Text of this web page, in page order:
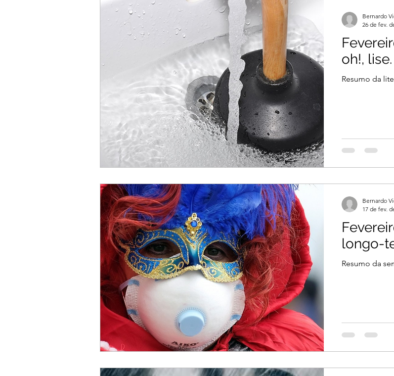
SGEM PT Podcast 2025 2024 2023
ACC Maio 2026 Abril 2026 Março 2026 Março 2026
Fevereiro 2026 Janeiro 2026 Dezembro 2025
Outubro 2025 Setembro 2025 Agosto 2025
Junho 2025 Dezembro 2024 Novembro 2024 Outubro 2024
Setembro 2024 Julho 2024
oh!, lise.
Resumo da
Bernardo
26 de fev.
longo-
Resumo da
Bernardo
17 de fev.